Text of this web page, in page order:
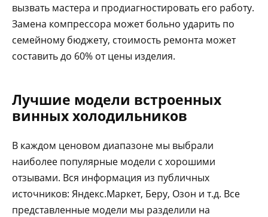
вызвать мастера и продиагностировать его работу.
Замена компрессора может больно ударить по
семейному бюджету, стоимость ремонта может
составить до 60% от цены изделия.
Лучшие модели встроенных
винных холодильников
В каждом ценовом диапазоне мы выбрали
наиболее популярные модели с хорошими
отзывами. Вся информация из публичных
источников: Яндекс.Маркет, Беру, Озон и т.д. Все
представленные модели мы разделили на